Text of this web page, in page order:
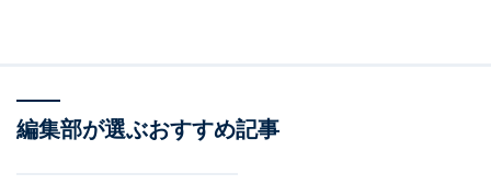
編集部が選ぶおすすめ記事